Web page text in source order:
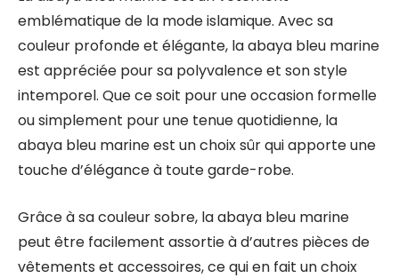
emblématique de la mode islamique. Avec sa
couleur profonde et élégante, la abaya bleu marine
est appréciée pour sa polyvalence et son style
intemporel. Que ce soit pour une occasion formelle
ou simplement pour une tenue quotidienne, la
abaya bleu marine est un choix sûr qui apporte une
touche d’élégance à toute garde-robe.
Grâce à sa couleur sobre, la abaya bleu marine
peut être facilement assortie à d’autres pièces de
vêtements et accessoires, ce qui en fait un choix